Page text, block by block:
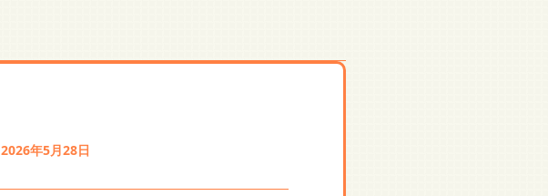
2026年5月28日